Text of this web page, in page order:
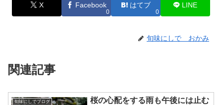
X Facebook
0
はてブ
0
LINE
旬味にしで おかみ
関連記事
旬味にしでブログ
桜の心配をする雨も午後には止む